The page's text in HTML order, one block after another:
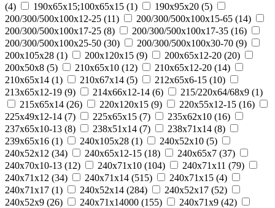
(4) 190х65х15;100х65х15 (1) 190х95х20 (5)
200/300/500x100x12-25 (11) 200/300/500x100x15-65 (14)
200/300/500x100x17-25 (8) 200/300/500x100x17-35 (16)
200/300/500x100x25-50 (30) 200/300/500x100x30-70 (9)
200x105x28 (1) 200x120x15 (9) 200x65x12-20 (20)
200х50х8 (5) 210x65x10 (12) 210x65x12-20 (14)
210x65x14 (1) 210х67х14 (5) 212x65x6-15 (10)
213x65x12-19 (9) 214x66x12-14 (6) 215/220х64/68х9 (1)
215х65х14 (26) 220x120x15 (9) 220x55x12-15 (16)
225x49x12-14 (7) 225х65х15 (7) 235x62x10 (16)
237x65x10-13 (8) 238х51х14 (7) 238х71х14 (8)
239х65х16 (1) 240x105x28 (1) 240x52x10 (5)
240x52x12 (34) 240x65x12-15 (18) 240x65x7 (37)
240x70x10-13 (12) 240x71x10 (104) 240x71x11 (79)
240x71x12 (34) 240x71x14 (515) 240x71x15 (4)
240x71x17 (1) 240х52х14 (284) 240х52х17 (52)
240х52х9 (26) 240х71х14000 (155) 240х71х9 (42)